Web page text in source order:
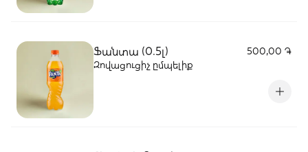
Ֆանտա (0.5լ)
500,00 ֏
Զովացուցիչ ըմպելիք